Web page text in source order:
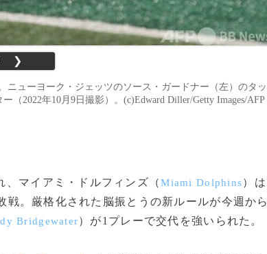
❯
ューヨーク・ジェッツのソース・ガードナー（左）のタッ
2022年10月9日撮影）。(c)Edward Diller/Getty Images/AFP
、マイアミ・ドルフィンズ（Miami Dolphins）は
戦。厳格化された脳振とうの新ルールが今週か
Bridgewater）が1プレーで交代を強いられた。